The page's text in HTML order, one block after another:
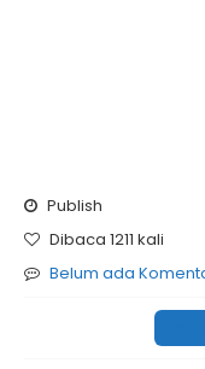
Publish
Dibaca 1211 kali
Belum ada